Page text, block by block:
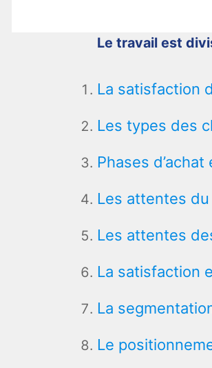
Le travail est
La satisfaction
Les types des
Phases
Les attentes
Les attentes
La satisfaction
La
Le